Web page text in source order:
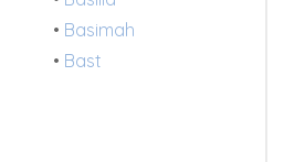
• Basimah
• Bast